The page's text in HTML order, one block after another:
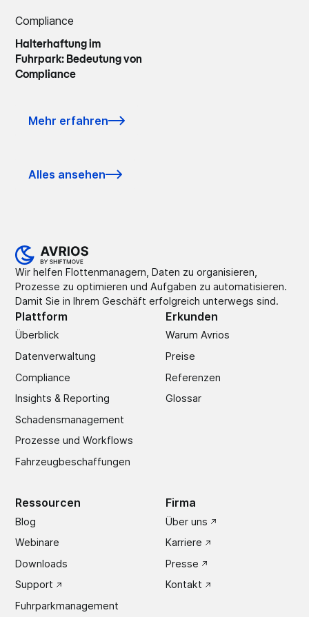
Compliance
Halterhaftung im
Fuhrpark: Bedeutung von
Compliance
Mehr erfahren
Alles ansehen
Wir helfen Flottenmanagern, Daten zu organisieren,
Prozesse zu optimieren und Aufgaben zu automatisieren.
Damit Sie in Ihrem Geschäft erfolgreich unterwegs sind.
Plattform
Überblick
Datenverwaltung
Compliance
Insights & Reporting
Schadens­management
Prozesse und Workflows
Fahrzeugbeschaffungen
Erkunden
Warum Avrios
Preise
Referenzen
Glossar
Ressourcen
Blog
Webinare
Downloads
Support
Fuhrparkmanagement
Firma
Über uns
Karriere
Presse
Kontakt